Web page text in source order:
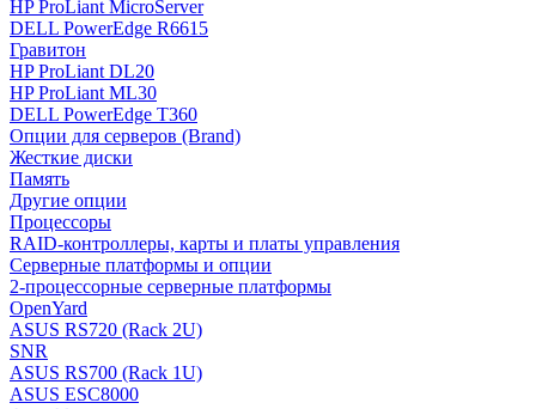
HP ProLiant MicroServer
DELL PowerEdge R6615
Гравитон
HP ProLiant DL20
HP ProLiant ML30
DELL PowerEdge T360
Опции для серверов (Brand)
Жесткие диски
Память
Другие опции
Процессоры
RAID-контроллеры, карты и платы управления
Серверные платформы и опции
2-процессорные серверные платформы
OpenYard
ASUS RS720 (Rack 2U)
SNR
ASUS RS700 (Rack 1U)
ASUS ESC8000